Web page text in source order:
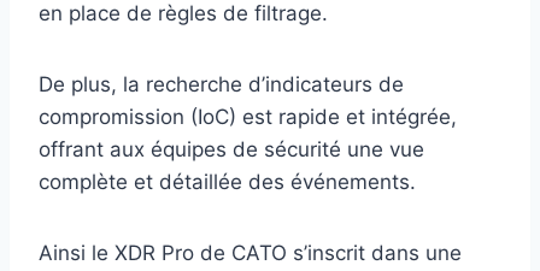
en place de règles de filtrage.
De plus, la recherche d’indicateurs de
compromission (IoC) est rapide et intégrée,
offrant aux équipes de sécurité une vue
complète et détaillée des événements.
Ainsi le XDR Pro de CATO s’inscrit dans une